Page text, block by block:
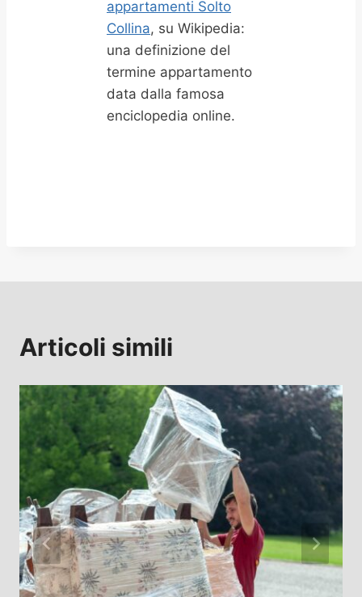
appartamenti Solto
Collina, su Wikipedia:
una definizione del
termine appartamento
data dalla famosa
enciclopedia online.
Articoli simili